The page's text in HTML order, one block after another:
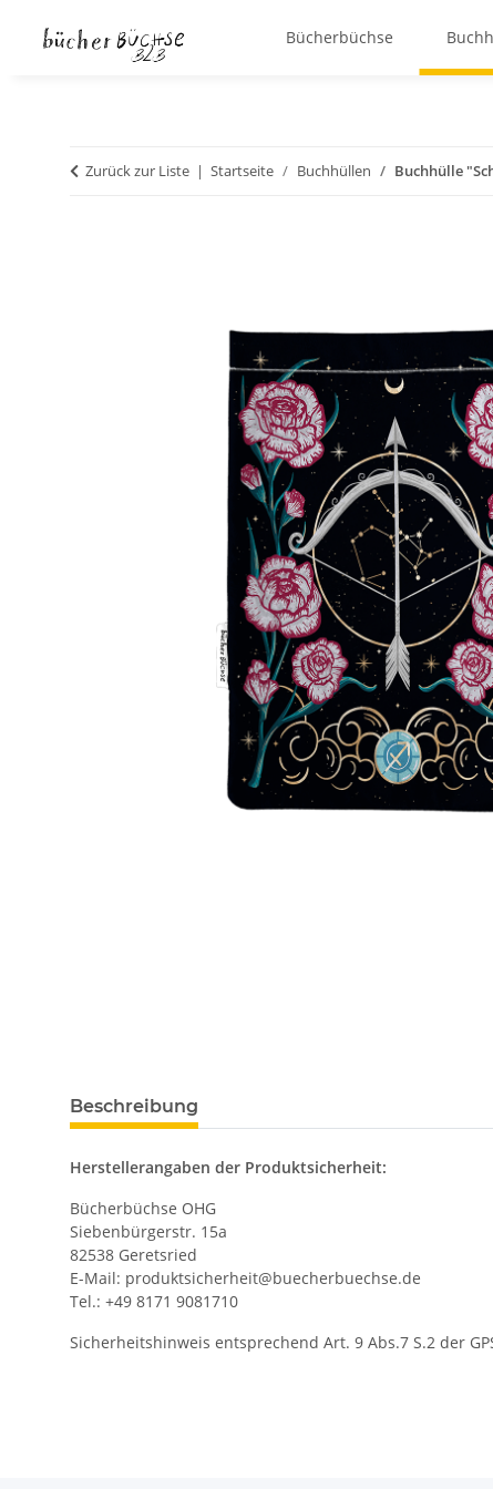
Bücherbüchse
Zurück zur Liste Startseite Buchhüllen Buchhülle
Beschreibung
Herstellerangaben der Produktsicherheit:
Bücherbüchse OHG
Siebenbürgerstr. 15a
82538 Geretsried
E-Mail: produktsicherheit@buecherbuechse.de
Tel.: +49 8171 9081710
Sicherheitshinweis entsprechend Art. 9 Abs.7 S.2 der